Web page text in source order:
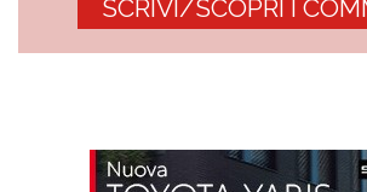
SCRIVI/SCOPRI I